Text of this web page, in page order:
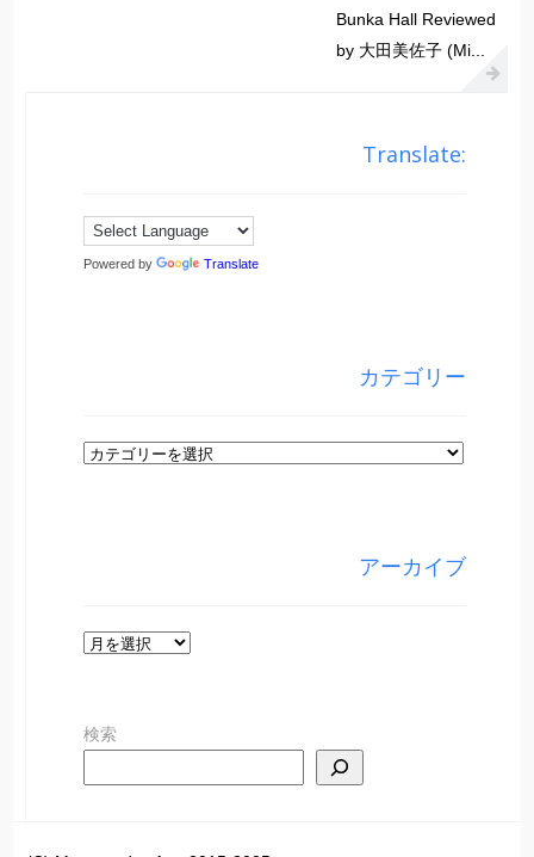
Bunka Hall Reviewed
by 大田美佐子 (Mi...
Translate:
Powered by Translate
カテゴリー
カ
アーカイブ
ア
イ
検索